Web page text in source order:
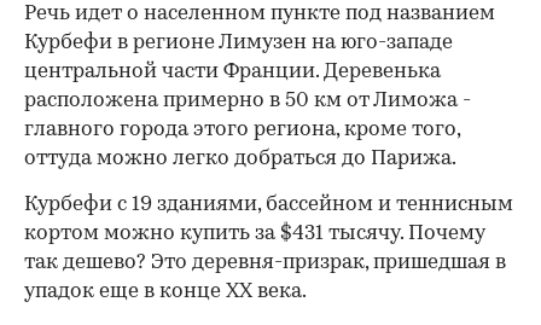
Речь идет о населенном пункте под названием
Курбефи в регионе Лимузен на юго-западе
центральной части Франции. Деревенька
расположена примерно в 50 км от Лиможа -
главного города этого региона, кроме того,
оттуда можно легко добраться до Парижа.
Курбефи с 19 зданиями, бассейном и теннисным
кортом можно купить за $431 тысячу. Почему
так дешево? Это деревня-призрак, пришедшая в
упадок еще в конце XX века.